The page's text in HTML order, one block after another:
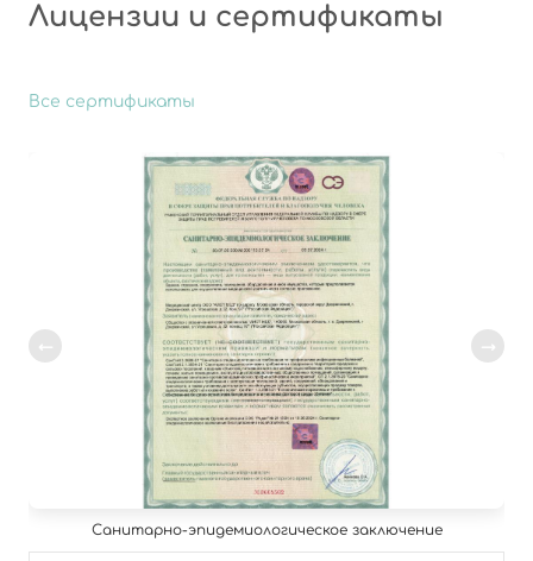
Лицензии и сертификаты
Все сертификаты
Санитарно-эпидемиологическое заключение